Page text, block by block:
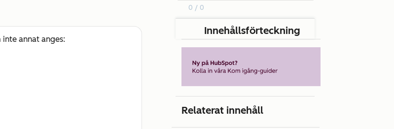
inte annat anges:
0 / 0
Innehållsförteckning
Relaterat innehåll